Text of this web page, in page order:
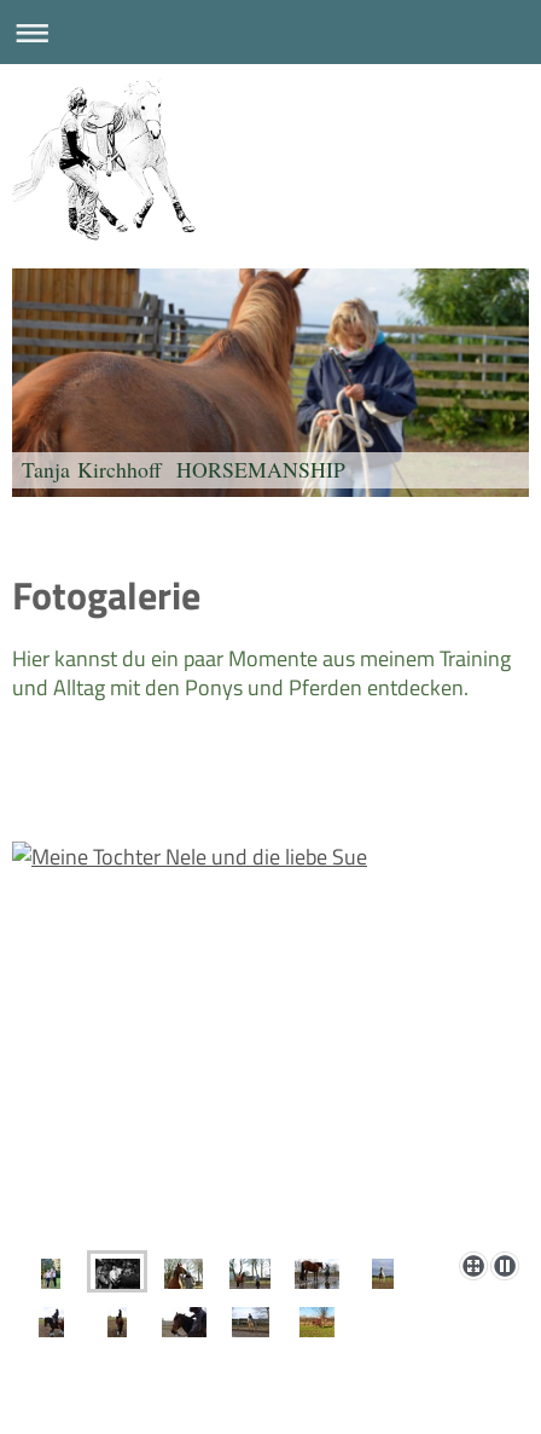
Tanja Kirchhoff HORSEMANSHIP
Fotogalerie
Hier kannst du ein paar Momente aus meinem Training
und Alltag mit den Ponys und Pferden entdecken.